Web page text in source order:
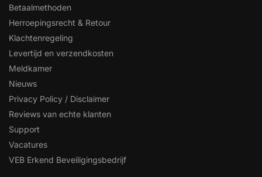
Betaalmethoden
Herroepingsrecht & Retour
Klachtenregeling
Levertijd en verzendkosten
Meldkamer
Nieuws
Privacy Policy / Disclaimer
Reviews van echte klanten
Support
Vacatures
VEB Erkend Beveiligingsbedrijf